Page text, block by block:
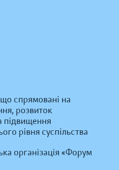
що спрямовані на
розвиток
підвищення
рівня суспільства
організація «Форум